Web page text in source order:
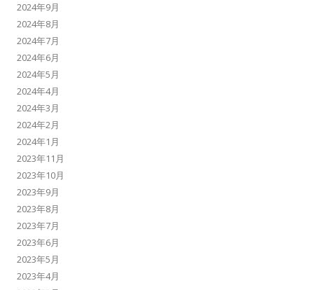
2024年9月
2024年8月
2024年7月
2024年6月
2024年5月
2024年4月
2024年3月
2024年2月
2024年1月
2023年11月
2023年10月
2023年9月
2023年8月
2023年7月
2023年6月
2023年5月
2023年4月